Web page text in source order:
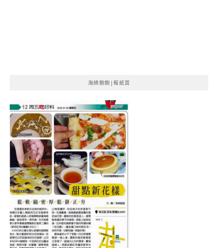
海綿飽飽|報紙賞